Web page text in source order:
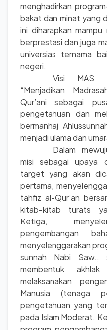
menghadirkan
bakat dan minat yang
ini diharapkan mampu
berprestasi dan juga
universias ternama
negeri.
Visi MAS
“Menjadikan
Qur’ani sebagai
pengetahuan dan
bermanhaj
menjadi ulama dan
Dalam
misi sebagai upaya
target yang akan
pertama,
tahfiz al-Qur’an
kitab-kitab turats
Ketiga,
pengembangan
menyelenggarakan
sunnah Nabi Saw.,
membentuk
melaksanakan
Manusia (tenaga
pengetahuan yang
pada Islam Moderat.